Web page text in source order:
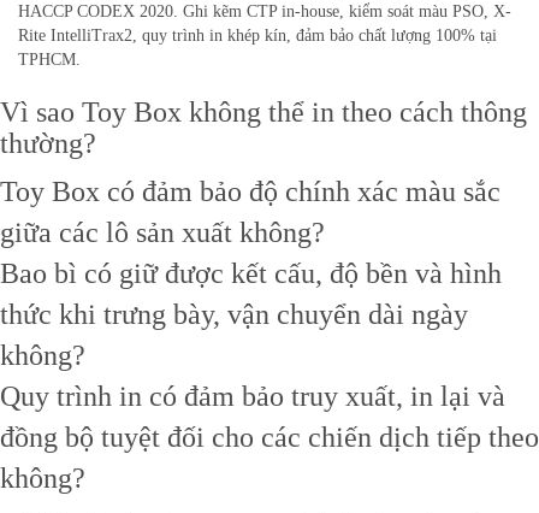
HACCP CODEX 2020. Ghi kẽm CTP in-house, kiểm soát màu PSO, X-
Rite IntelliTrax2, quy trình in khép kín, đảm bảo chất lượng 100% tại
TPHCM.
Vì sao Toy Box không thể in theo cách thông
thường?
Toy Box có đảm bảo độ chính xác màu sắc
giữa các lô sản xuất không?
Bao bì có giữ được kết cấu, độ bền và hình
thức khi trưng bày, vận chuyển dài ngày
không?
Quy trình in có đảm bảo truy xuất, in lại và
đồng bộ tuyệt đối cho các chiến dịch tiếp theo
không?